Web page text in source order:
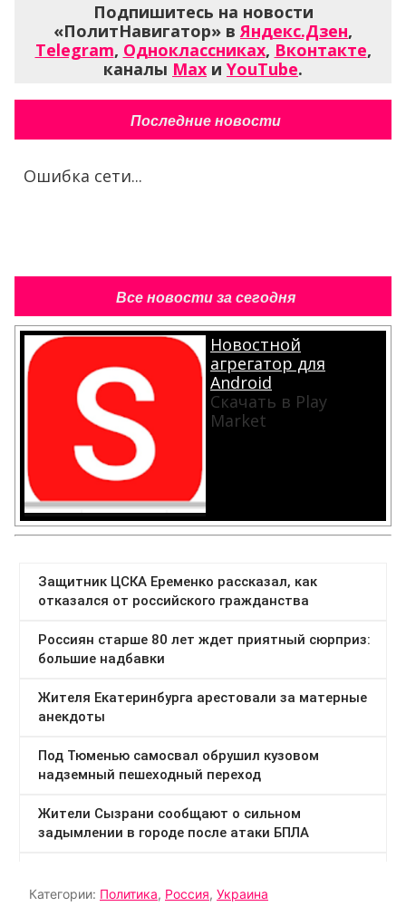
Подпишитесь на новости
«ПолитНавигатор» вЯндекс.Дзен,
Telegram, Одноклассниках, Вконтакте,
каналы Max и YouTube.
Последние новости
Ошибка сети...
Все новости за сегодня
Новостной
агрегатор для
Android
Скачать в Play
Market
Категории: Политика, Россия, Украина